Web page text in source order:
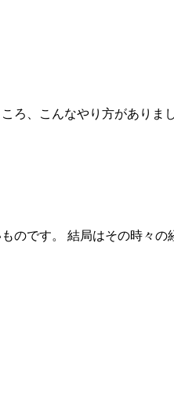
、こんなやり方がありま
のです。 結局はその時々